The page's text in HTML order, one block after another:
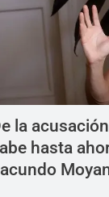
la
hasta